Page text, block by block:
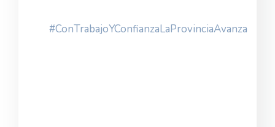
#ConTrabajoYConfianzaLaProvinciaAvanza